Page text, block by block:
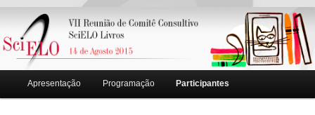
Pular para o conteúdo principal
Pular para o conteúdo secundário
Apresentação Programação Participantes